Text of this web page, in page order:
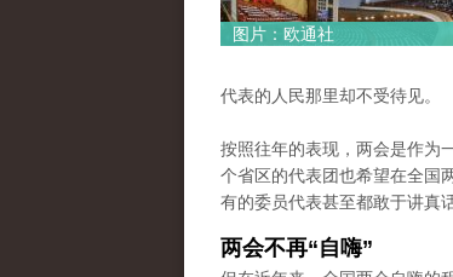
图片：欧通社
代表的人民那里却不受待见。
按照往年的表现，两会是作为
个省区的代表团也希望在全国
有的委员代表甚至都敢于讲真话
两会不再“自嗨”